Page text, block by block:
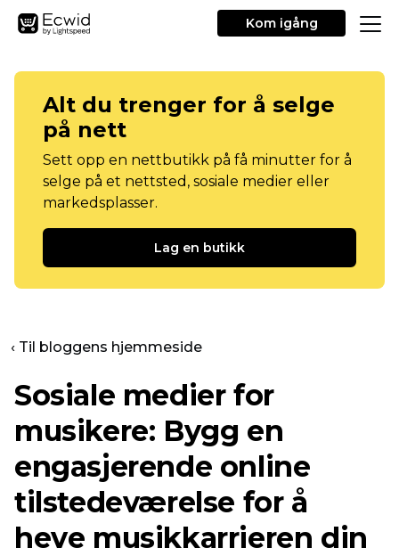
Kom igång
Alt du trenger for å selge
på nett
Sett opp en nettbutikk på få minutter for å
selge på et nettsted, sosiale medier eller
markedsplasser.
Lag en butikk
‹ Til bloggens hjemmeside
Sosiale medier for
musikere: Bygg en
engasjerende online
tilstedeværelse for å
heve musikkarrieren din